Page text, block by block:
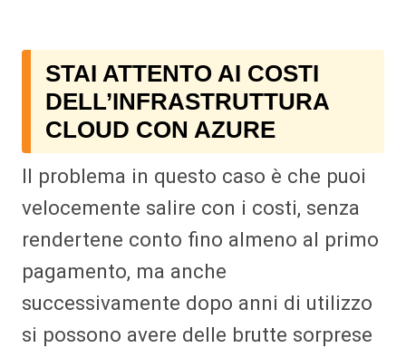
STAI ATTENTO AI COSTI
DELL’INFRASTRUTTURA
CLOUD CON AZURE
Il problema in questo caso è che puoi
velocemente salire con i costi, senza
rendertene conto fino almeno al primo
pagamento, ma anche
successivamente dopo anni di utilizzo
si possono avere delle brutte sorprese